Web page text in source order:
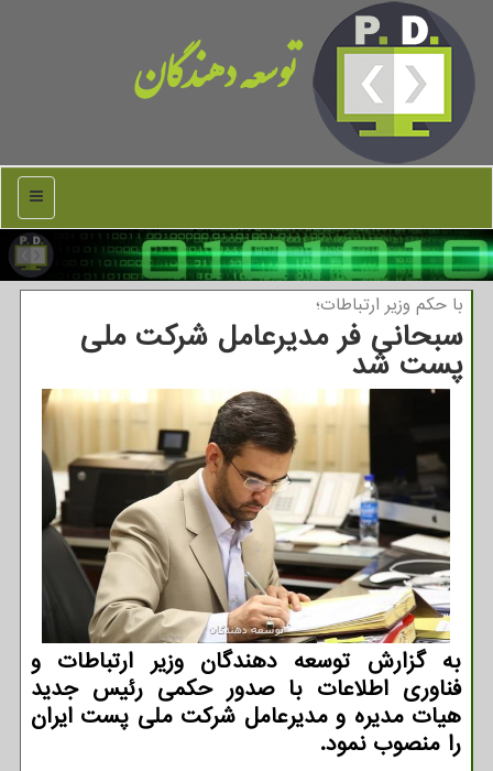
توسعه دهندگان
منو
با حكم وزیر ارتباطات؛
سبحانی فر مدیرعامل شركت ملی
پست شد
به گزارش توسعه دهندگان وزیر ارتباطات و
فناوری اطلاعات با صدور حكمی رئیس جدید
هیات مدیره و مدیرعامل شركت ملی پست ایران
را منصوب نمود.